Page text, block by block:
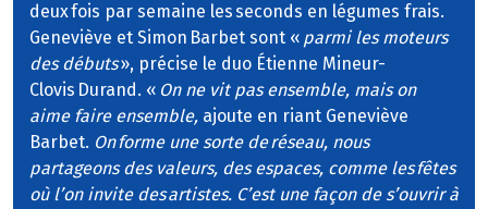
deux fois par semaine les seconds en légumes frais.
Geneviève et Simon Barbet sont « parmi les moteurs
des débuts», précise le duo Étienne Mineur-
Clovis Durand. « On ne vit pas ensemble, mais on
aime faire ensemble, ajoute en riant Geneviève
Barbet. On forme une sorte de réseau, nous
partageons des valeurs, des espaces, comme les fêtes
où l’on invite des artistes. C’est une façon de s’ouvrir à